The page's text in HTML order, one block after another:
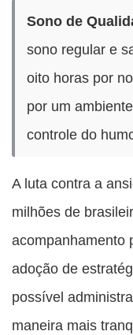
Sono de
sono regular e
oito horas por
por um
controle do
A luta contra a
milhões de
acompanhamento
adoção de
possível
maneira mais